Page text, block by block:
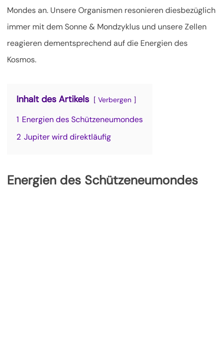
Mondes an. Unsere Organismen resonieren diesbezüglich
immer mit dem Sonne & Mondzyklus und unsere Zellen
reagieren dementsprechend auf die Energien des
Kosmos.
Inhalt des Artikels Verbergen
1 Energien des Schützeneumondes
2 Jupiter wird direktläufig
Energien des Schützeneumondes